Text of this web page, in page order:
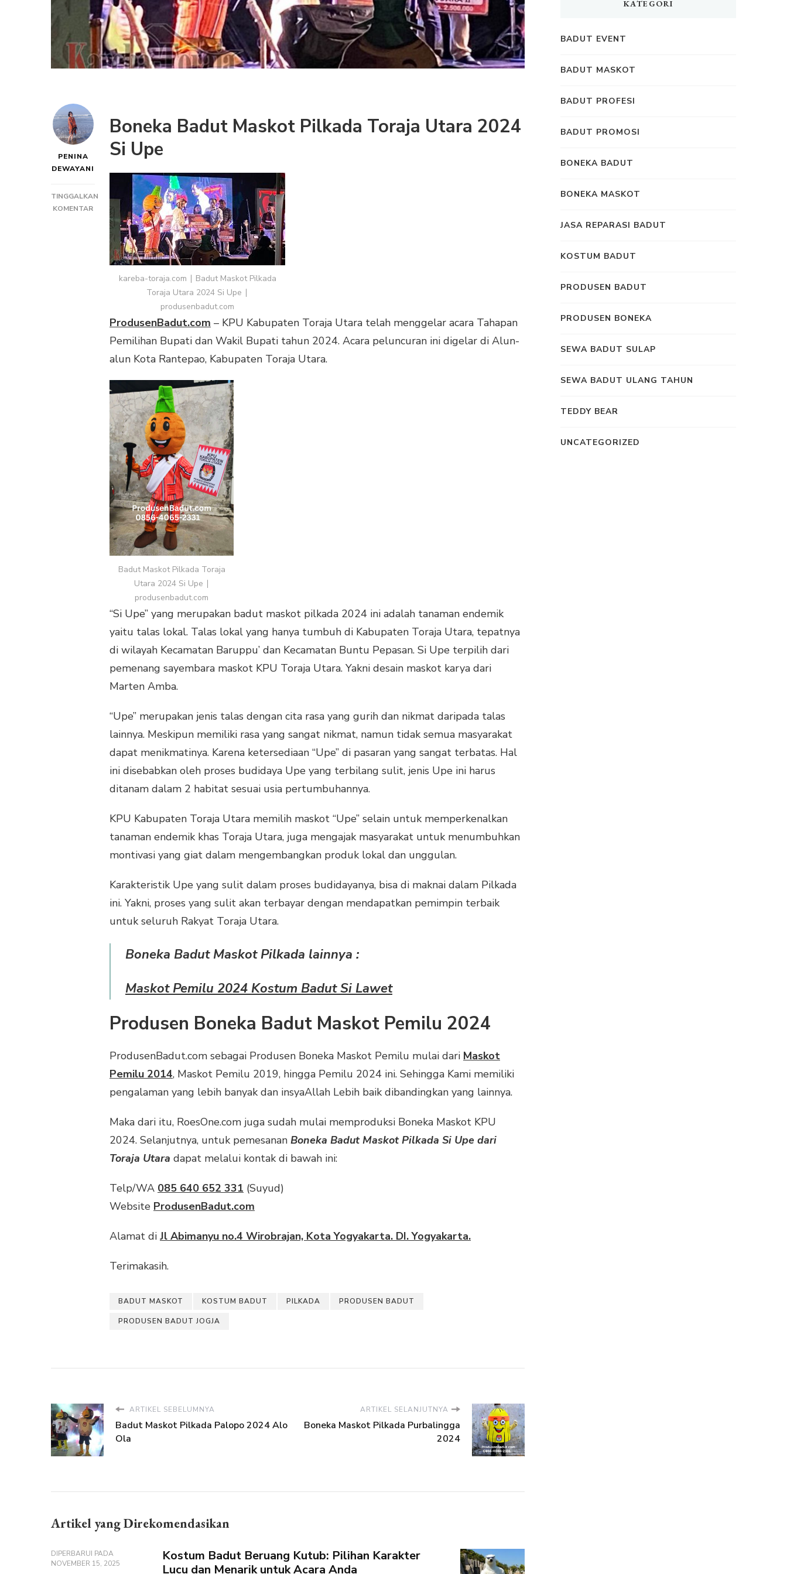
PENINA
DEWAYANI
TINGGALKAN
KOMENTARPADA
BADUT
MASKOT
PILKADA
TORAJA
Boneka Badut Maskot Pilkada Toraja Utara 2024
Si Upe
kareba-toraja.com ∣ Badut Maskot Pilkada
Toraja Utara 2024 Si Upe ∣
produsenbadut.com
ProdusenBadut.com – KPU Kabupaten Toraja Utara telah menggelar acara Tahapan
Pemilihan Bupati dan Wakil Bupati tahun 2024. Acara peluncuran ini digelar di Alun-
alun Kota Rantepao, Kabupaten Toraja Utara.
Badut Maskot Pilkada Toraja
Utara 2024 Si Upe ∣
produsenbadut.com
“Si Upe” yang merupakan badut maskot pilkada 2024 ini adalah tanaman endemik
yaitu talas lokal. Talas lokal yang hanya tumbuh di Kabupaten Toraja Utara, tepatnya
di wilayah Kecamatan Baruppu’ dan Kecamatan Buntu Pepasan. Si Upe terpilih dari
pemenang sayembara maskot KPU Toraja Utara. Yakni desain maskot karya dari
Marten Amba.
“Upe” merupakan jenis talas dengan cita rasa yang gurih dan nikmat daripada talas
lainnya. Meskipun memiliki rasa yang sangat nikmat, namun tidak semua masyarakat
dapat menikmatinya. Karena ketersediaan “Upe” di pasaran yang sangat terbatas. Hal
ini disebabkan oleh proses budidaya Upe yang terbilang sulit, jenis Upe ini harus
ditanam dalam 2 habitat sesuai usia pertumbuhannya.
KPU Kabupaten Toraja Utara memilih maskot “Upe” selain untuk memperkenalkan
tanaman endemik khas Toraja Utara, juga mengajak masyarakat untuk menumbuhkan
montivasi yang giat dalam mengembangkan produk lokal dan unggulan.
Karakteristik Upe yang sulit dalam proses budidayanya, bisa di maknai dalam Pilkada
ini. Yakni, proses yang sulit akan terbayar dengan mendapatkan pemimpin terbaik
untuk seluruh Rakyat Toraja Utara.
Boneka Badut Maskot Pilkada lainnya :
Maskot Pemilu 2024 Kostum Badut Si Lawet
Produsen Boneka Badut Maskot Pemilu 2024
ProdusenBadut.com sebagai Produsen Boneka Maskot Pemilu mulai dari Maskot
Pemilu 2014, Maskot Pemilu 2019, hingga Pemilu 2024 ini. Sehingga Kami memiliki
pengalaman yang lebih banyak dan insyaAllah Lebih baik dibandingkan yang lainnya.
Maka dari itu, RoesOne.com juga sudah mulai memproduksi Boneka Maskot KPU
2024. Selanjutnya, untuk pemesanan Boneka Badut Maskot Pilkada Si Upe dari
Toraja Utara dapat melalui kontak di bawah ini:
Telp/WA 085 640 652 331 (Suyud)
Website ProdusenBadut.com
Alamat di Jl Abimanyu no.4 Wirobrajan, Kota Yogyakarta. DI. Yogyakarta.
Terimakasih.
BADUT MASKOT KOSTUM BADUT PILKADA PRODUSEN BADUT
PRODUSEN BADUT JOGJA
ARTIKEL SEBELUMNYA
Badut Maskot Pilkada Palopo 2024 Alo
Ola
ARTIKEL SELANJUTNYA
Boneka Maskot Pilkada Purbalingga
2024
Artikel yang Direkomendasikan
DIPERBARUI PADA
NOVEMBER 15, 2025
Kostum Badut Beruang Kutub: Pilihan Karakter
Lucu dan Menarik untuk Acara Anda
KATEGORI
BADUT EVENT
BADUT MASKOT
BADUT PROFESI
BADUT PROMOSI
BONEKA BADUT
BONEKA MASKOT
JASA REPARASI BADUT
KOSTUM BADUT
PRODUSEN BADUT
PRODUSEN BONEKA
SEWA BADUT SULAP
SEWA BADUT ULANG TAHUN
TEDDY BEAR
UNCATEGORIZED